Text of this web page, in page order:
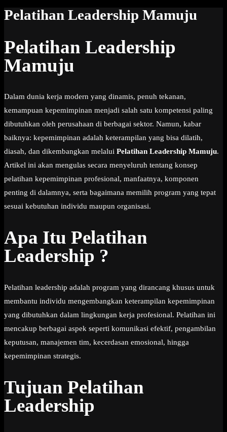
Pelatihan Leadership Mamuju
Pelatihan Leadership
Mamuju
Dalam dunia kerja modern yang dinamis, penuh tekanan,
kemampuan kepemimpinan menjadi salah satu kompetensi paling
dibutuhkan oleh perusahaan di berbagai sektor. Namun, kabar
baiknya: kepemimpinan adalah keterampilan yang bisa dilatih,
diasah, dan dikembangkan melalui Pelatihan Leadership Mamuju.
Artikel ini akan mengulas secara menyeluruh tentang konsep
pelatihan kepemimpinan profesional, manfaatnya, komponen
penting di dalamnya, serta bagaimana memilih program yang tepat
sesuai kebutuhan individu maupun organisasi.
Apa Itu Pelatihan
Leadership ?
Pelatihan leadership adalah program yang dirancang khusus untuk
membantu individu mengembangkan keterampilan kepemimpinan
yang dibutuhkan dalam lingkungan kerja profesional. Pelatihan ini
mencakup berbagai aspek seperti komunikasi efektif, pengambilan
keputusan, manajemen tim, kecerdasan emosional, hingga
kepemimpinan strategis.
Tujuan Pelatihan
Leadership